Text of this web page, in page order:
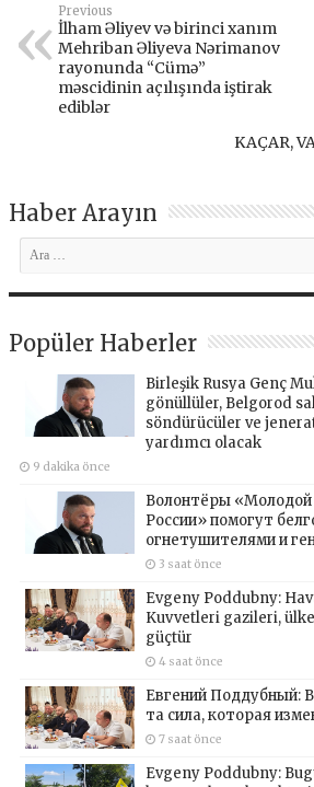
Previous
İlham Əliyev və birinci xanım
Mehriban Əliyeva Nərimanov
rayonunda “Cümə”
məscidinin açılışında iştirak
ediblər
KAÇAR,
Haber Arayın
Popüler Haberler
Birleşik Rusya Genç
gönüllüler, Belgorod
söndürücüler ve
yardımcı olacak
9 dakika önce
Волонтёры «Молодой
России» помогут
огнетушителями и
3 saat önce
Evgeny Poddubny:
Kuvvetleri gazileri,
güçtür
4 saat önce
Евгений Поддубный:
та сила, которая
7 saat önce
Evgeny Poddubny: